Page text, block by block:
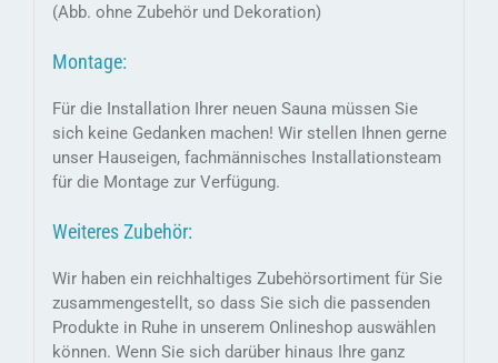
(Abb. ohne Zubehör und Dekoration)
Montage:
Für die Installation Ihrer neuen Sauna müssen Sie
sich keine Gedanken machen! Wir stellen Ihnen gerne
unser Hauseigen, fachmännisches Installationsteam
für die Montage zur Verfügung.
Weiteres Zubehör:
Wir haben ein reichhaltiges Zubehörsortiment für Sie
zusammengestellt, so dass Sie sich die passenden
Produkte in Ruhe in unserem Onlineshop auswählen
können. Wenn Sie sich darüber hinaus Ihre ganz